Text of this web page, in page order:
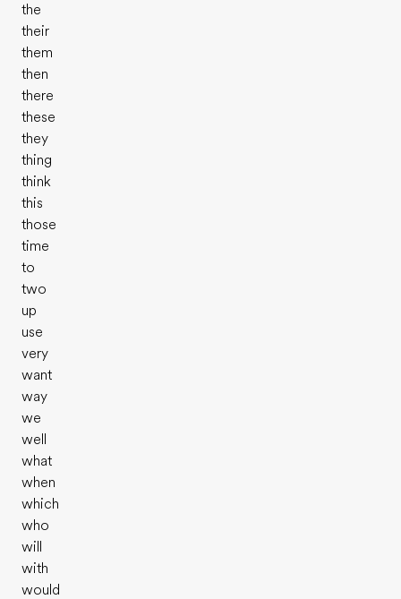
the
their
them
then
there
these
they
thing
think
this
those
time
to
two
up
use
very
want
way
we
well
what
when
which
who
will
with
would